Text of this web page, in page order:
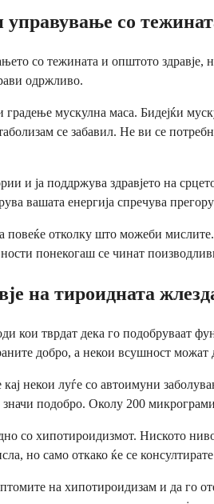
со
со тежината и општото
одржливо.
градење мускулна маса. Бидејќи
се забавил. Не ви се
и ја поддржува здравјето на
вашата енергија спречува
повеќе отколку што можеби
понекогаш се чинат
на тироидната
кои тврдат дека го подобруваат
добро, а некои всушност
некои луѓе со автоимуни
подобро. Околу 200
со хипотироидизмот. Ниското
но само откако ќе се
на хипотироидизам и да го